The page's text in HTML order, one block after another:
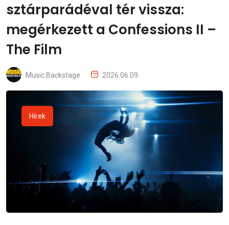
sztárparádéval tér vissza:
megérkezett a Confessions II –
The Film
Music Backstage 2026.06.09.
Hírek